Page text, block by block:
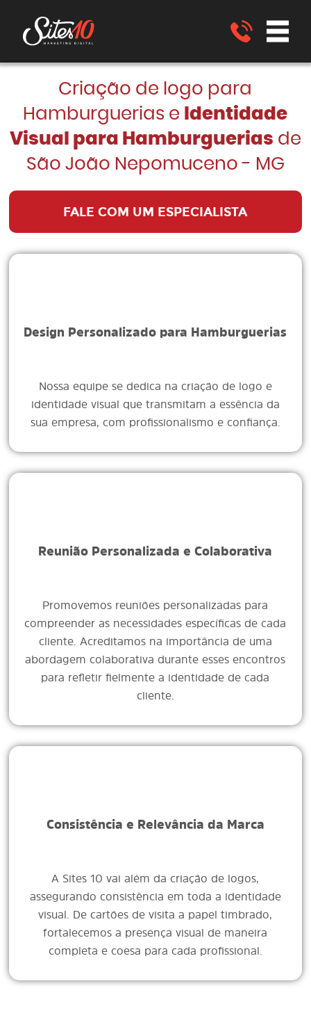
Criação de logo para
Hamburguerias e Identidade
Visual para Hamburguerias de
São João Nepomuceno - MG
FALE COM UM ESPECIALISTA
Design Personalizado para Hamburguerias
Nossa equipe se dedica na criação de logo e
identidade visual que transmitam a essência da
sua empresa, com profissionalismo e confiança.
Reunião Personalizada e Colaborativa
Promovemos reuniões personalizadas para
compreender as necessidades específicas de cada
cliente. Acreditamos na importância de uma
abordagem colaborativa durante esses encontros
para refletir fielmente a identidade de cada
cliente.
Consistência e Relevância da Marca
A Sites 10 vai além da criação de logos,
assegurando consistência em toda a identidade
visual. De cartões de visita a papel timbrado,
fortalecemos a presença visual de maneira
completa e coesa para cada profissional.